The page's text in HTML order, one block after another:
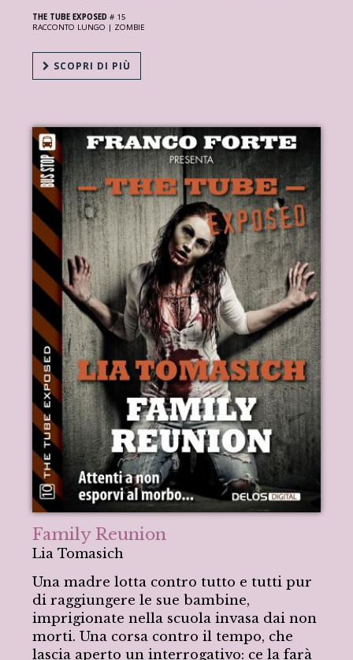
THE TUBE EXPOSED # 15
RACCONTO LUNGO | ZOMBIE
SCOPRI DI PIÙ
Family Reunion
Lia Tomasich
Una madre lotta contro tutto e tutti pur
di raggiungere le sue bambine,
imprigionate nella scuola invasa dai non
morti. Una corsa contro il tempo, che
lascia aperto un interrogativo: ce la farà